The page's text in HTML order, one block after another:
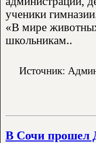
ученики
«В мире
школьникам..
Источник:
В Сочи прошел